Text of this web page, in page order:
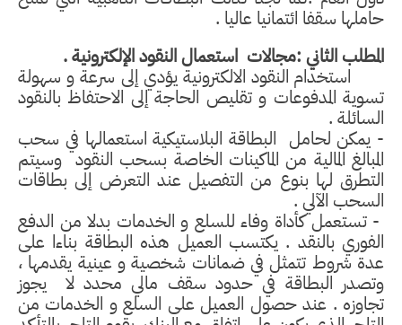
حاملها سقفا ائتمانيا عاليا .
المطلب الثاني :مجالات استعمال النقود الإلكترونية .
استخدام النقود الالكترونية يؤدي إلى سرعة و سهولة
تسوية المدفوعات و تقليص الحاجة إلى الاحتفاظ بالنقود
السائلة .
- يمكن لحامل البطاقة البلاستيكية استعمالها في سحب
المبالغ المالية من الماكينات الخاصة بسحب النقود وسيتم
التطرق لها بنوع من التفصيل عند التعرض إلى بطاقات
السحب الآلي .
- تستعمل كأداة وفاء للسلع و الخدمات بدلا من الدفع
الفوري بالنقد . يكتسب العميل هذه البطاقة بناءا على
عدة شروط تتمثل في ضمانات شخصية و عينية يقدمها ،
وتصدر البطاقة في حدود سقف مالي محدد لا يجوز
تجاوزه . عند حصول العميل على السلع و الخدمات من